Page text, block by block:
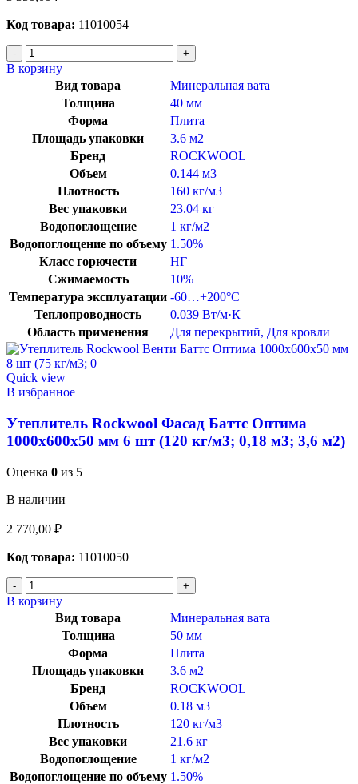
Код товара: 11010054
В корзину
Вид товара
Минеральная вата
Толщина
40 мм
Форма
Плита
Площадь упаковки
3.6 м2
Бренд
ROCKWOOL
Объем
0.144 м3
Плотность
160 кг/м3
Вес упаковки
23.04 кг
Водопоглощение
1 кг/м2
Водопоглощение по объему 1.50%
Класс горючести
НГ
Сжимаемость
10%
Температура эксплуатации -60…+200°C
Теплопроводность
0.039 Вт/м·К
Область применения
Для перекрытий, Для кровли
Quick view
В избранное
Утеплитель Rockwool Фасад Баттс Оптима
1000х600х50 мм 6 шт (120 кг/м3; 0,18 м3; 3,6 м2)
Оценка 0 из 5
В наличии
2 770,00 ₽
Код товара: 11010050
В корзину
Вид товара
Минеральная вата
Толщина
50 мм
Форма
Плита
Площадь упаковки
3.6 м2
Бренд
ROCKWOOL
Объем
0.18 м3
Плотность
120 кг/м3
Вес упаковки
21.6 кг
Водопоглощение
1 кг/м2
Водопоглощение по объему 1.50%